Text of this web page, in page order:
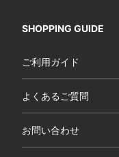
SHOPPING GUIDE
ご利用ガイド
よくあるご質問
お問い合わせ